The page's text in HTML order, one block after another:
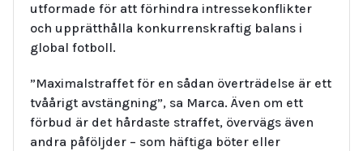
utformade för att förhindra intressekonflikter
och upprätthålla konkurrenskraftig balans i
global fotboll.
”Maximalstraffet för en sådan överträdelse är ett
tvåårigt avstängning”, sa Marca. Även om ett
förbud är det hårdaste straffet, övervägs även
andra påföljder – som häftiga böter eller